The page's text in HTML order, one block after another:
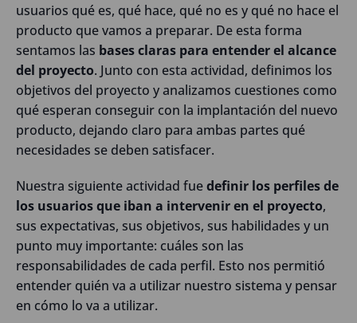
usuarios qué es, qué hace, qué no es y qué no hace el
producto que vamos a preparar. De esta forma
sentamos las bases claras para entender el alcance
del proyecto. Junto con esta actividad, definimos los
objetivos del proyecto y analizamos cuestiones como
qué esperan conseguir con la implantación del nuevo
producto, dejando claro para ambas partes qué
necesidades se deben satisfacer.
Nuestra siguiente actividad fuedefinir los perfiles de
los usuarios que iban a intervenir en el proyecto,
sus expectativas, sus objetivos, sus habilidades y un
punto muy importante: cuáles son las
responsabilidades de cada perfil. Esto nos permitió
entender quién va a utilizar nuestro sistema y pensar
en cómo lo va a utilizar.